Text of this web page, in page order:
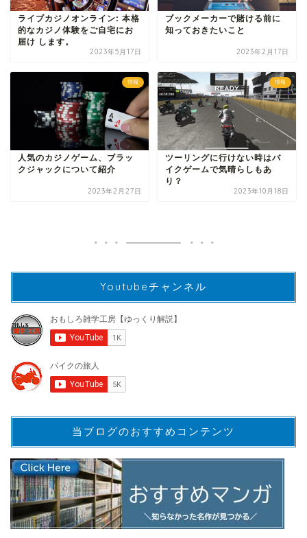
ライブカジノオンライン: 本格
的なカジノ体験をご自宅にお
届け します。
2023年5月17日
ブックメーカーで賭ける前に
知っておきたいこと
2023年2月17日
情報
人気のカジノゲーム、ブラッ
クジャックについて紹介
2023年2月27日
情報
ツーリングに行けない時はバ
イクゲームで気晴らしもあ
り？
2023年10月18日
Youtubeチャンネル
当ブログのおすすめコンテンツ